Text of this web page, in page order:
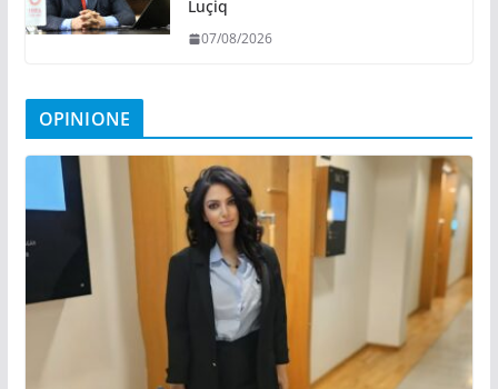
Luçiq
07/08/2026
OPINIONE